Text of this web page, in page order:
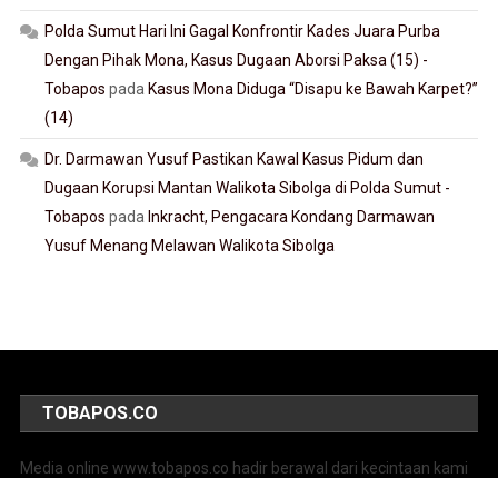
Polda Sumut Hari Ini Gagal Konfrontir Kades Juara Purba
Dengan Pihak Mona, Kasus Dugaan Aborsi Paksa (15) -
Tobapos pada Kasus Mona Diduga “Disapu ke Bawah Karpet?”
(14)
Dr. Darmawan Yusuf Pastikan Kawal Kasus Pidum dan
Dugaan Korupsi Mantan Walikota Sibolga di Polda Sumut -
Tobapos pada Inkracht, Pengacara Kondang Darmawan
Yusuf Menang Melawan Walikota Sibolga
TOBAPOS.CO
Media online www.tobapos.co hadir berawal dari kecintaan kami